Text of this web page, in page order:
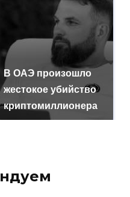
В ОАЭ произошло
жестокое убийство
криптомиллионера